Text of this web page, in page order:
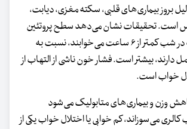
بروز بیماری‌های قلبی، سکته مغزی، دیابت،
است. تحقیقات نشان می‌دهد سطح پروتئین
التهابی در افرادی که در شب کمتر از ۶ ساعت می‌خوابند، نسبت به
دارند، بیشتر است. فشار خون ناشی از التهاب از
خواب است.
وزن و بیماری‌های متابولیک می‌شود
می‌سوزاند، کم خوابی یا اختلال خواب یکی از